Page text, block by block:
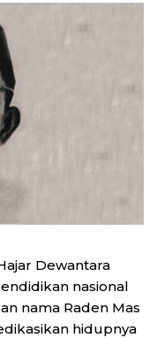
Dewantara
nasional
nama Raden Mas
hidupnya